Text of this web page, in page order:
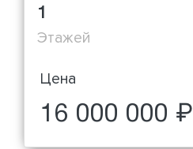
1
Этажей
Цена
16 000 000 ₽